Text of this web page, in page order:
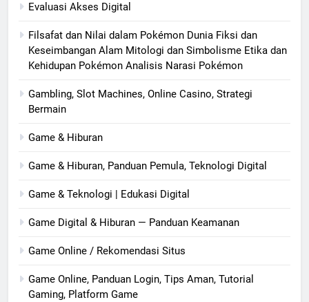
Evaluasi Akses Digital
Filsafat dan Nilai dalam Pokémon Dunia Fiksi dan
Keseimbangan Alam Mitologi dan Simbolisme Etika dan
Kehidupan Pokémon Analisis Narasi Pokémon
Gambling, Slot Machines, Online Casino, Strategi
Bermain
Game & Hiburan
Game & Hiburan, Panduan Pemula, Teknologi Digital
Game & Teknologi | Edukasi Digital
Game Digital & Hiburan — Panduan Keamanan
Game Online / Rekomendasi Situs
Game Online, Panduan Login, Tips Aman, Tutorial
Gaming, Platform Game